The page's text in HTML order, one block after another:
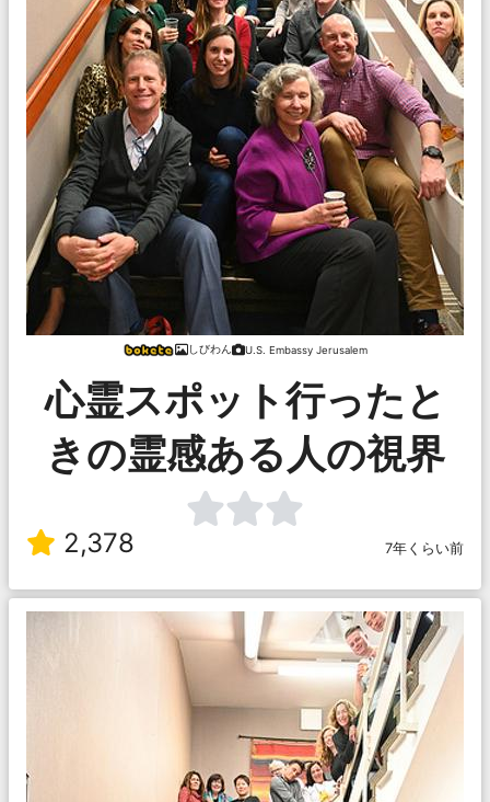
しびわん U.S. Embassy Jerusalem
心霊スポット行ったと
きの霊感ある人の視界
2,378 7年くらい前